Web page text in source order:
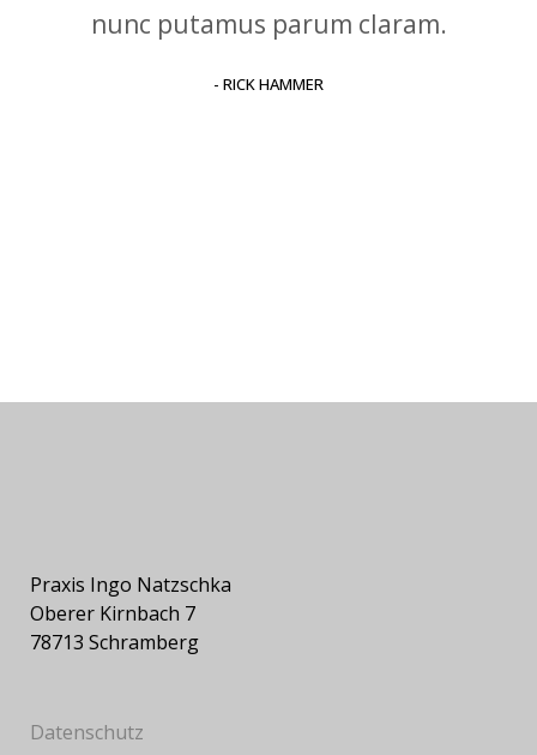
nunc putamus parum claram.
- RICK HAMMER
Praxis Ingo Natzschka
Oberer Kirnbach 7
78713 Schramberg
Datenschutz